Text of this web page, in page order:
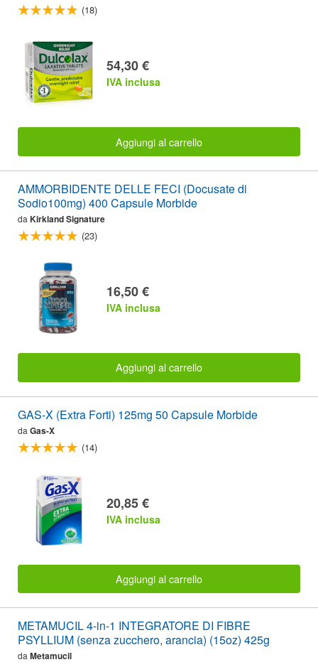
(18)
54,30 €
IVA inclusa
Aggiungi al carrello
AMMORBIDENTE DELLE FECI (Docusate di
Sodio100mg) 400 Capsule Morbide
da Kirkland Signature
(23)
16,50 €
IVA inclusa
Aggiungi al carrello
GAS-X (Extra Forti) 125mg 50 Capsule Morbide
da Gas-X
(14)
20,85 €
IVA inclusa
Aggiungi al carrello
METAMUCIL 4-in-1 INTEGRATORE DI FIBRE
PSYLLIUM (senza zucchero, arancia) (15oz) 425g
daMetamucil